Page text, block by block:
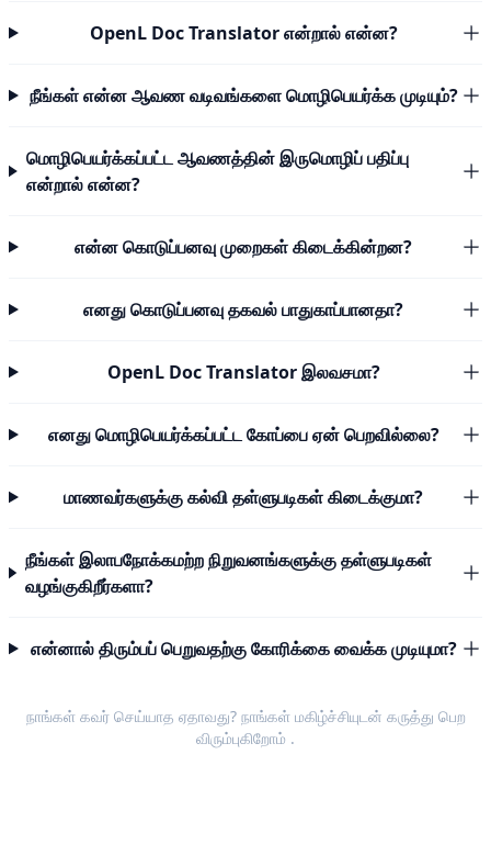
OpenL Doc Translator என்றால் என்ன?
நீங்கள் என்ன ஆவண வடிவங்களை மொழிபெயர்க்க முடியும்?
மொழிபெயர்க்கப்பட்ட ஆவணத்தின் இருமொழிப் பதிப்பு
என்றால் என்ன?
என்ன கொடுப்பனவு முறைகள் கிடைக்கின்றன?
எனது கொடுப்பனவு தகவல் பாதுகாப்பானதா?
OpenL Doc Translator இலவசமா?
எனது மொழிபெயர்க்கப்பட்ட கோப்பை ஏன் பெறவில்லை?
மாணவர்களுக்கு கல்வி தள்ளுபடிகள் கிடைக்குமா?
நீங்கள் இலாபநோக்கமற்ற நிறுவனங்களுக்கு தள்ளுபடிகள்
வழங்குகிறீர்களா?
என்னால் திரும்பப் பெறுவதற்கு கோரிக்கை வைக்க முடியுமா?
நாங்கள் கவர் செய்யாத ஏதாவது? நாங்கள் மகிழ்ச்சியுடன் கருத்து பெற
விரும்புகிறோம் .